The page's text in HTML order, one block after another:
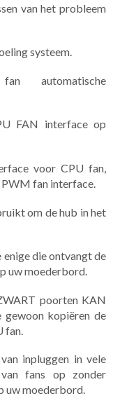
van het probleem
systeem.
automatische
FAN interface op
voor CPU fan,
fan interface.
om de hub in het
die ontvangt de
uw moederbord.
poorten KAN
gewoon kopiëren de
fan.
inpluggen in vele
fans op zonder
uw moederbord.